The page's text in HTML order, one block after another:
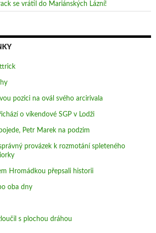
se vrátil do Mariánských Lázní!
pozici na ovál svého arcirivala
o víkendové SGP v Lodži
Petr Marek na podzim
provázek k rozmotání spleteného
Hromádkou přepsali historii
oba dny
s plochou dráhou